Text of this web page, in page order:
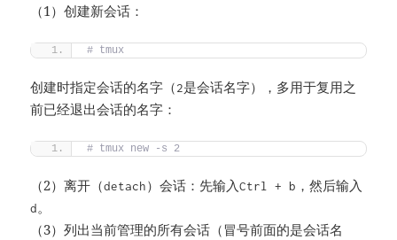
（1）创建新会话：
# tmux
创建时指定会话的名字（2是会话名字），多用于复用之
前已经退出会话的名字：
# tmux new -s 2
（2）离开（detach）会话：先输入Ctrl + b ，然后输入
d。
（3）列出当前管理的所有会话（冒号前面的是会话名